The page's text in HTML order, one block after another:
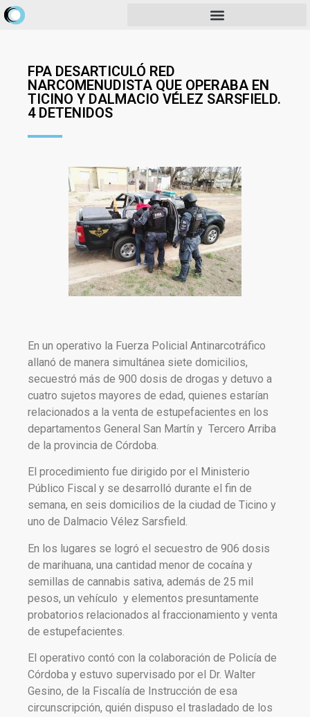
FPA DESARTICULÓ RED
NARCOMENUDISTA QUE OPERABA EN
TICINO Y DALMACIO VÉLEZ SARSFIELD.
4 DETENIDOS
En un operativo la Fuerza Policial Antinarcotráfico
allanó de manera simultánea siete domicilios,
secuestró más de 900 dosis de drogas y detuvo a
cuatro sujetos mayores de edad, quienes estarían
relacionados a la venta de estupefacientes en los
departamentos General San Martín y Tercero Arriba
de la provincia de Córdoba.
El procedimiento fue dirigido por el Ministerio
Público Fiscal y se desarrolló durante el fin de
semana, en seis domicilios de la ciudad de Ticino y
uno de Dalmacio Vélez Sarsfield.
En los lugares se logró el secuestro de 906 dosis
de marihuana, una cantidad menor de cocaína y
semillas de cannabis sativa, además de 25 mil
pesos, un vehículo y elementos presuntamente
probatorios relacionados al fraccionamiento y venta
de estupefacientes.
El operativo contó con la colaboración de Policía de
Córdoba y estuvo supervisado por el Dr. Walter
Gesino, de la Fiscalía de Instrucción de esa
circunscripción, quién dispuso el trasladado de los